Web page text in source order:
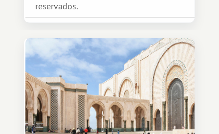
reservados.